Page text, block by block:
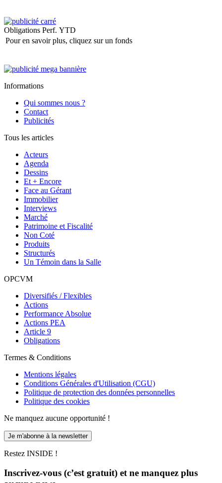
Obligations Perf. YTD
Pour en savoir plus, cliquez sur un fonds
Informations
Qui sommes nous ?
Contact
Publicités
Tous les articles
Acteurs
Agenda
Dessins
Et + Encore
Face au Gérant
Immobilier
Interviews
Marché
Patrimoine et Fiscalité
Non Coté
Produits
Structurés
Un Témoin dans la Salle
OPCVM
Diversifiés / Flexibles
Actions
Performance Absolue
Actions PEA
Article 9
Obligations
Termes & Conditions
Mentions légales
Conditions Générales d'Utilisation (CGU)
Politique de protection des données personnelles
Politique des cookies
Ne manquez aucune opportunité !
Je m'abonne à la newsletter
Restez INSIDE !
Inscrivez-vous (c’est gratuit) et ne manquez plus